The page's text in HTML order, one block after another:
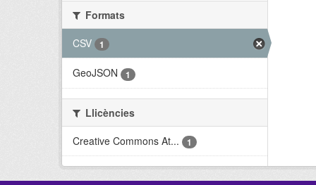
Formats
CSV
1
GeoJSON 1
Llicències
Creative Commons At...
1